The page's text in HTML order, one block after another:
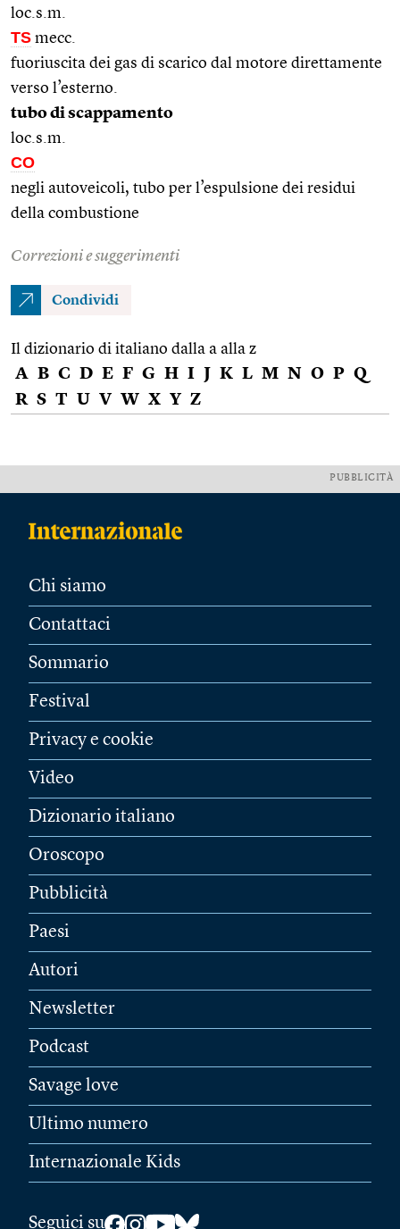
loc.s.m.
TS mecc.
fuoriuscita dei gas di scarico dal motore direttamente
verso l’esterno.
tubo di scappamento
loc.s.m.
CO
negli autoveicoli, tubo per l’espulsione dei residui
della combustione
Correzioni e suggerimenti
Condividi
Il dizionario di italiano dalla a alla z
A B C D E F G H I J K L M N O P Q
R S T U V W X Y Z
PUBBLICITÀ
Chi siamo
Contattaci
Sommario
Festival
Privacy e cookie
Video
Dizionario italiano
Oroscopo
Pubblicità
Paesi
Autori
Newsletter
Podcast
Savage love
Ultimo numero
Internazionale Kids
Seguici su